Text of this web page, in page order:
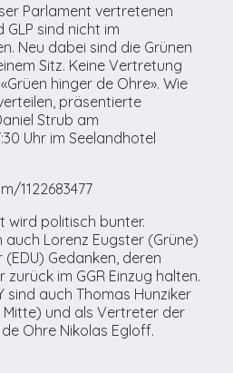
Parlament vertretenen
GLP sind nicht im
Neu dabei sind die Grünen
Sitz. Keine Vertretung
hinger de Ohre». Wie
präsentierte
Strub am
Uhr im Seelandhotel
1122683477
wird politisch bunter.
Lorenz Eugster (Grüne)
Gedanken, deren
im GGR Einzug halten.
sind auch Thomas Hunziker
Mitte) und als Vertreter der
Ohre Nikolas Egloff.